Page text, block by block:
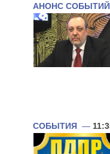
АНОНС СОБЫТИЙ
СОБЫТИЯ —